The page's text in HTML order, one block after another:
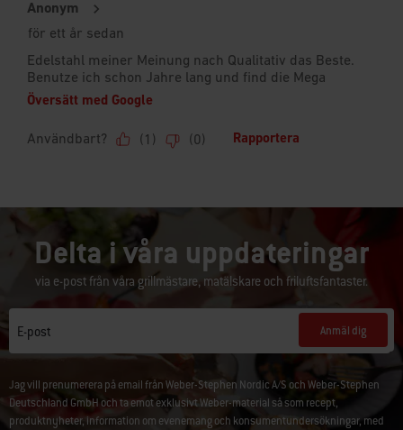
Delta i våra uppdateringar
via e-post från våra grillmästare, matälskare och friluftsfantaster.
E-post Anmäl dig
Jag vill prenumerera på email från Weber-Stephen Nordic A/S och Weber-Stephen
Deutschland GmbH och ta emot exklusivt Weber-material så som recept,
produktnyheter, information om evenemang och konsumentundersökningar, med